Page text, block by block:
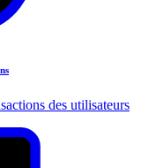
des utilisateurs